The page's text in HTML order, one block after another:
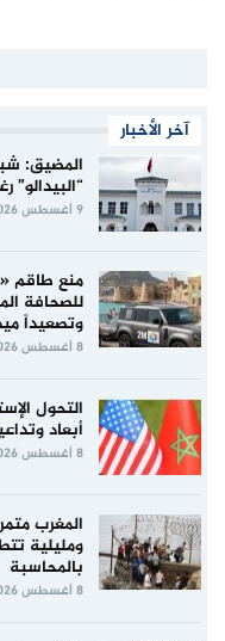
آخر الأخبار
المضيق:
9 أغسطس 2026
منع طاقم
للصحافة
وتصعيداً
8 أغسطس 2026
التحول
أبعاد
8 أغسطس 2026
المغرب
ومليلية
بالمحاسبة
8 أغسطس 2026